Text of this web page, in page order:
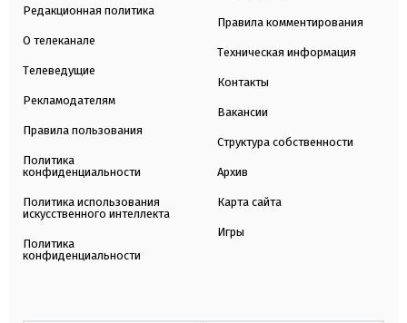
Редакционная политика
О телеканале
Телеведущие
Рекламодателям
Правила пользования
Политика
конфиденциальности
Политика использования
искусственного интеллекта
Политика
конфиденциальности
Правила комментирования
Техническая информация
Контакты
Вакансии
Структура собственности
Архив
Карта сайта
Игры